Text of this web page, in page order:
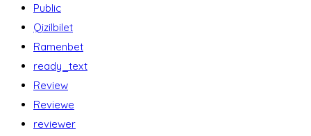
Public
Qizilbilet
Ramenbet
ready_text
Review
Reviewe
reviewer